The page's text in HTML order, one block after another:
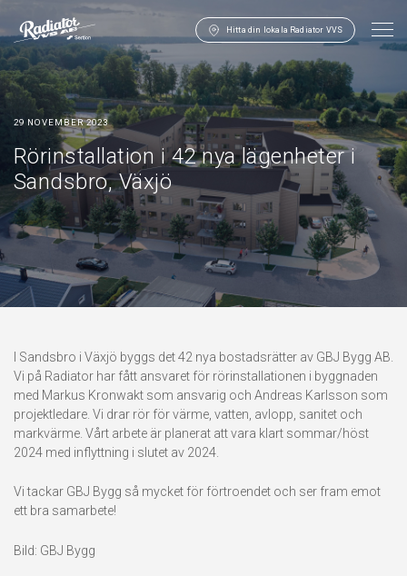
Hitta din lokala Radiator VVS
29 NOVEMBER 2023
Rörinstallation i 42 nya lägenheter i
Sandsbro, Växjö
I Sandsbro i Växjö byggs det 42 nya bostadsrätter av GBJ Bygg AB.
Vi på Radiator har fått ansvaret för rörinstallationen i byggnaden
med Markus Kronwakt som ansvarig och Andreas Karlsson som
projektledare. Vi drar rör för värme, vatten, avlopp, sanitet och
markvärme. Vårt arbete är planerat att vara klart sommar/höst
2024 med inflyttning i slutet av 2024.
Vi tackar GBJ Bygg så mycket för förtroendet och ser fram emot
ett bra samarbete!
Bild: GBJ Bygg